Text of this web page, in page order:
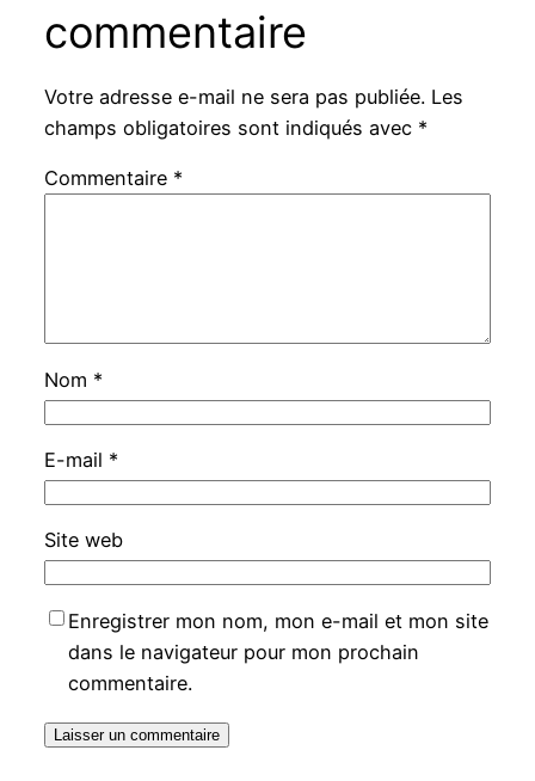
commentaire
Votre adresse e-mail ne sera pas publiée. Les
champs obligatoires sont indiqués avec *
Commentaire *
Nom *
E-mail *
Site web
Enregistrer mon nom, mon e-mail et mon site
dans le navigateur pour mon prochain
commentaire.